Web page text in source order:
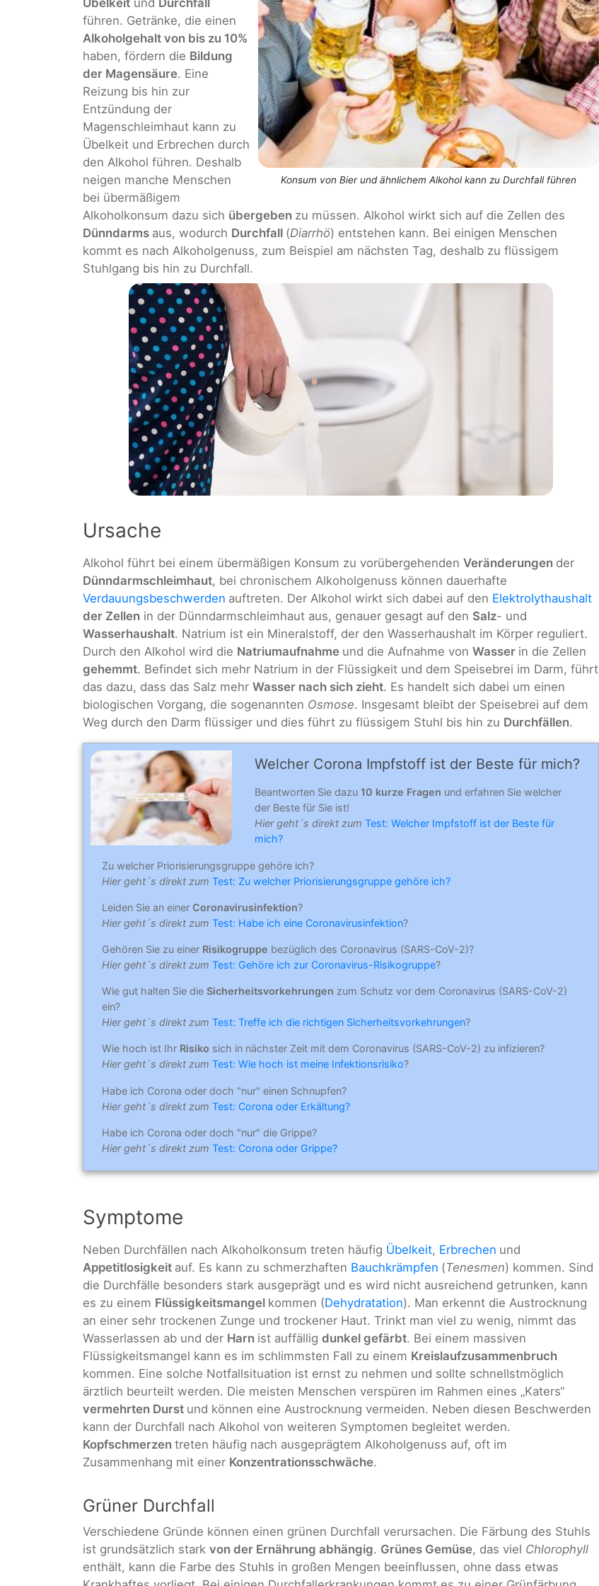
Konsum von Bier und ähnlichem Alkohol kann zu Durchfall führen
führen. Getränke, die einen
Alkoholgehalt von bis zu 10%
haben, fördern die Bildung
der Magensäure. Eine
Reizung bis hin zur
Entzündung der
Magenschleimhaut kann zu
Übelkeit und Erbrechen durch
den Alkohol führen. Deshalb
neigen manche Menschen
bei übermäßigem
Alkoholkonsum dazu sich übergeben zu müssen. Alkohol wirkt sich auf die Zellen des
Dünndarms aus, wodurch Durchfall (Diarrhö) entstehen kann. Bei einigen Menschen
kommt es nach Alkoholgenuss, zum Beispiel am nächsten Tag, deshalb zu flüssigem
Stuhlgang bis hin zu Durchfall.
Ursache
Alkohol führt bei einem übermäßigen Konsum zu vorübergehenden Veränderungen der
Dünndarmschleimhaut, bei chronischem Alkoholgenuss können dauerhafte
Verdauungsbeschwerden auftreten. Der Alkohol wirkt sich dabei auf den Elektrolythaushalt
der Zellen in der Dünndarmschleimhaut aus, genauer gesagt auf den Salz- und
Wasserhaushalt. Natrium ist ein Mineralstoff, der den Wasserhaushalt im Körper reguliert.
Durch den Alkohol wird die Natriumaufnahme und die Aufnahme von Wasser in die Zellen
gehemmt. Befindet sich mehr Natrium in der Flüssigkeit und dem Speisebrei im Darm, führt
das dazu, dass das Salz mehr Wasser nach sich zieht. Es handelt sich dabei um einen
biologischen Vorgang, die sogenannten Osmose. Insgesamt bleibt der Speisebrei auf dem
Weg durch den Darm flüssiger und dies führt zu flüssigem Stuhl bis hin zu Durchfällen.
Welcher Corona Impfstoff ist der Beste für mich?
Beantworten Sie dazu 10 kurze Fragen und erfahren Sie welcher
der Beste für Sie ist!
Hier geht´s direkt zum Test: Welcher Impfstoff ist der Beste für
mich?
Zu welcher Priorisierungsgruppe gehöre ich?
Hier geht´s direkt zum Test: Zu welcher Priorisierungsgruppe gehöre ich?
Leiden Sie an einer Coronavirusinfektion?
Hier geht´s direkt zum Test: Habe ich eine Coronavirusinfektion?
Gehören Sie zu einer Risikogruppe bezüglich des Coronavirus (SARS-CoV-2)?
Hier geht´s direkt zum Test: Gehöre ich zur Coronavirus-Risikogruppe?
Wie gut halten Sie die Sicherheitsvorkehrungen zum Schutz vor dem Coronavirus (SARS-CoV-2)
ein?
Hier geht´s direkt zum Test: Treffe ich die richtigen Sicherheitsvorkehrungen?
Wie hoch ist Ihr Risiko sich in nächster Zeit mit dem Coronavirus (SARS-CoV-2) zu infizieren?
Hier geht´s direkt zum Test: Wie hoch ist meine Infektionsrisiko?
Habe ich Corona oder doch "nur" einen Schnupfen?
Hier geht´s direkt zum Test: Corona oder Erkältung?
Habe ich Corona oder doch "nur" die Grippe?
Hier geht´s direkt zum Test: Corona oder Grippe?
Symptome
Neben Durchfällen nach Alkoholkonsum treten häufig Übelkeit, Erbrechen und
Appetitlosigkeit auf. Es kann zu schmerzhaften Bauchkrämpfen (Tenesmen) kommen. Sind
die Durchfälle besonders stark ausgeprägt und es wird nicht ausreichend getrunken, kann
es zu einem Flüssigkeitsmangel kommen (Dehydratation). Man erkennt die Austrocknung
an einer sehr trockenen Zunge und trockener Haut. Trinkt man viel zu wenig, nimmt das
Wasserlassen ab und der Harn ist auffällig dunkel gefärbt. Bei einem massiven
Flüssigkeitsmangel kann es im schlimmsten Fall zu einem Kreislaufzusammenbruch
kommen. Eine solche Notfallsituation ist ernst zu nehmen und sollte schnellstmöglich
ärztlich beurteilt werden. Die meisten Menschen verspüren im Rahmen eines „Katers“
vermehrten Durst und können eine Austrocknung vermeiden. Neben diesen Beschwerden
kann der Durchfall nach Alkohol von weiteren Symptomen begleitet werden.
Kopfschmerzen treten häufig nach ausgeprägtem Alkoholgenuss auf, oft im
Zusammenhang mit einer Konzentrationsschwäche.
Grüner Durchfall
Verschiedene Gründe können einen grünen Durchfall verursachen. Die Färbung des Stuhls
ist grundsätzlich stark von der Ernährung abhängig. Grünes Gemüse, das viel Chlorophyll
enthält, kann die Farbe des Stuhls in großen Mengen beeinflussen, ohne dass etwas